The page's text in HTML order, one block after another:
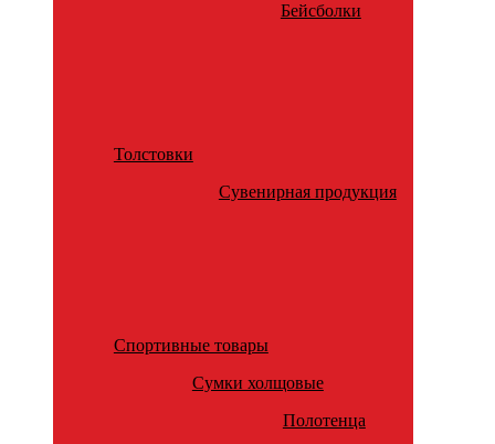
Бейсболки
Толстовки
Сувенирная продукция
Спортивные товары
Сумки холщовые
Полотенца